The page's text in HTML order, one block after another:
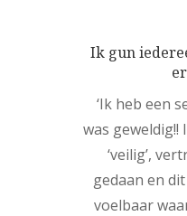
Ik gun
‘Ik heb een
was geweldig!!
‘veilig’,
gedaan en
voelbaar